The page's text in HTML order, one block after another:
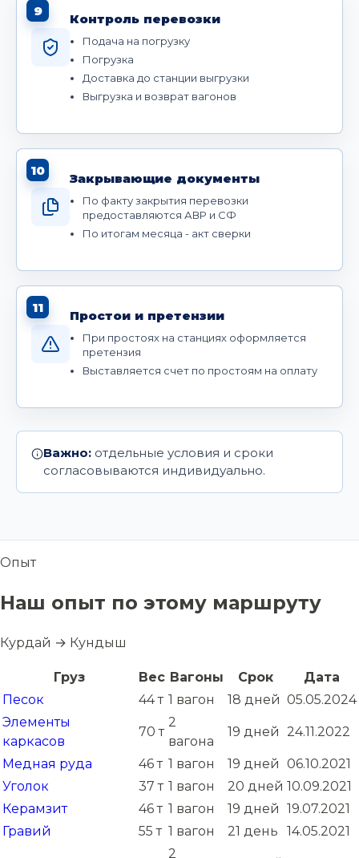
9
Контроль перевозки
Подача на погрузку
Погрузка
Доставка до станции выгрузки
Выгрузка и возврат вагонов
10
Закрывающие документы
По факту закрытия перевозки
предоставляются АВР и СФ
По итогам месяца - акт сверки
11
Простои и претензии
При простоях на станциях оформляется
претензия
Выставляется счет по простоям на оплату
Важно: отдельные условия и сроки
согласовываются индивидуально.
Опыт
Наш опыт по этому маршруту
Курдай → Кундыш
Груз Вес Вагоны Срок
Дата
Песок
44 т 1 вагон 18 дней 05.05.2024
Элементы
каркасов
70 т
2
вагона
19 дней 24.11.2022
Медная руда 46 т 1 вагон 19 дней 06.10.2021
Уголок
37 т 1 вагон 20 дней 10.09.2021
Керамзит
46 т 1 вагон 19 дней 19.07.2021
Гравий
55 т 1 вагон 21 день 14.05.2021
2